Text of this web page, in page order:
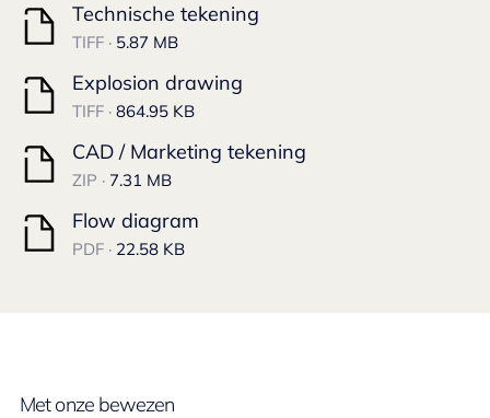
Technische tekening
TIFF · 5.87 MB
Explosion drawing
TIFF · 864.95 KB
CAD / Marketing tekening
ZIP · 7.31 MB
Flow diagram
PDF · 22.58 KB
Met onze bewezen